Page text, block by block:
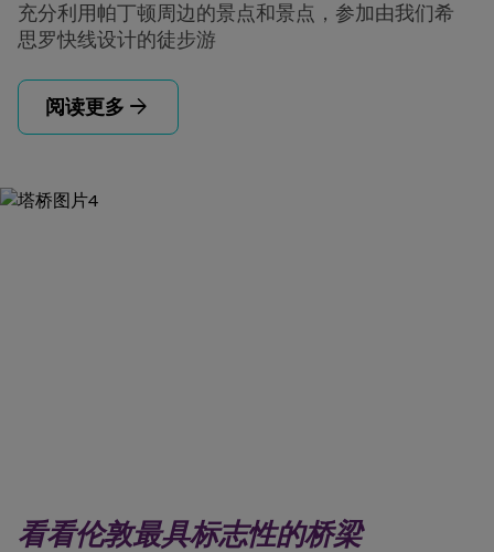
充分利用帕丁顿周边的景点和景点，参加由我们希
思罗快线设计的徒步游
阅读更多 arrow_forward
看看伦敦最具标志性的桥梁